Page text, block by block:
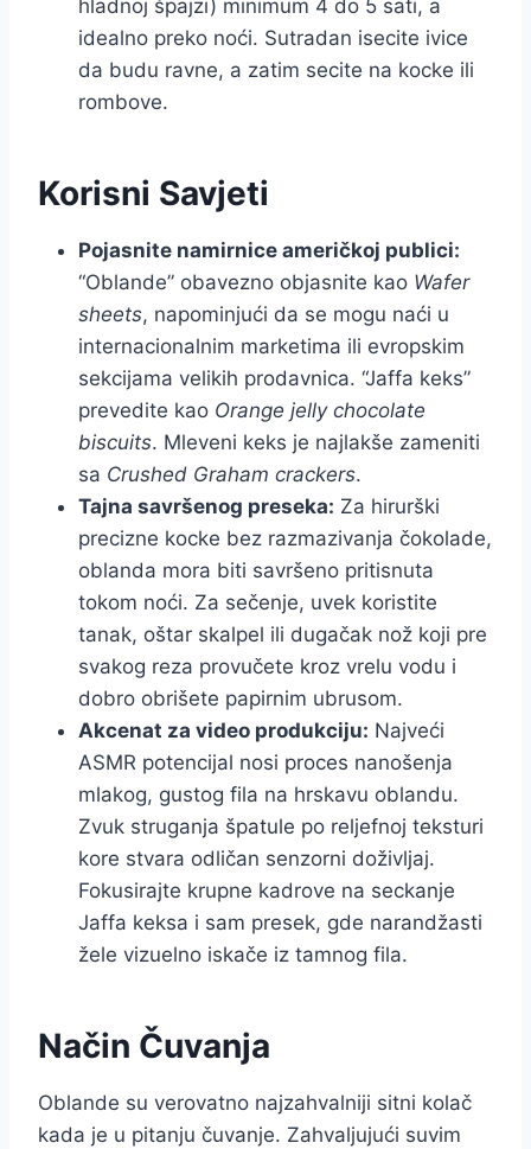
hladnoj špajzi) minimum 4 do 5 sati, a
idealno preko noći. Sutradan isecite ivice
da budu ravne, a zatim secite na kocke ili
rombove.
Korisni Savjeti
Pojasnite namirnice američkoj publici:
“Oblande” obavezno objasnite kao Wafer
sheets, napominjući da se mogu naći u
internacionalnim marketima ili evropskim
sekcijama velikih prodavnica. “Jaffa keks”
prevedite kao Orange jelly chocolate
biscuits. Mleveni keks je najlakše zameniti
sa Crushed Graham crackers.
Tajna savršenog preseka: Za hirurški
precizne kocke bez razmazivanja čokolade,
oblanda mora biti savršeno pritisnuta
tokom noći. Za sečenje, uvek koristite
tanak, oštar skalpel ili dugačak nož koji pre
svakog reza provučete kroz vrelu vodu i
dobro obrišete papirnim ubrusom.
Akcenat za video produkciju: Najveći
ASMR potencijal nosi proces nanošenja
mlakog, gustog fila na hrskavu oblandu.
Zvuk struganja špatule po reljefnoj teksturi
kore stvara odličan senzorni doživljaj.
Fokusirajte krupne kadrove na seckanje
Jaffa keksa i sam presek, gde narandžasti
žele vizuelno iskače iz tamnog fila.
Način Čuvanja
Oblande su verovatno najzahvalniji sitni kolač
kada je u pitanju čuvanje. Zahvaljujući suvim